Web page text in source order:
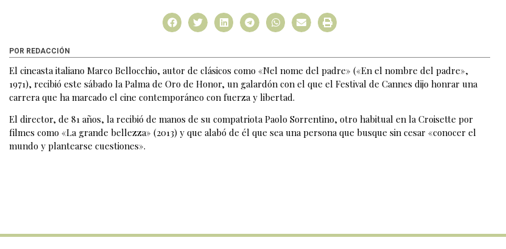
POR REDACCIÓN
El cineasta italiano Marco Bellocchio, autor de clásicos como «Nel nome del padre» («En el nombre del padre»,
1971), recibió este sábado la Palma de Oro de Honor, un galardón con el que el Festival de Cannes dijo honrar una
carrera que ha marcado el cine contemporáneo con fuerza y libertad.
El director, de 81 años, la recibió de manos de su compatriota Paolo Sorrentino, otro habitual en la Croisette por
filmes como «La grande bellezza» (2013) y que alabó de él que sea una persona que busque sin cesar «conocer el
mundo y plantearse cuestiones».